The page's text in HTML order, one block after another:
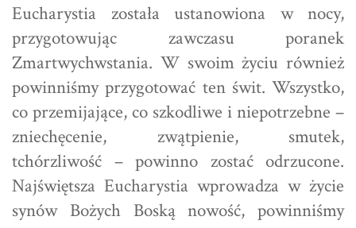
Eucharystia została ustanowiona w nocy,
przygotowując zawczasu poranek
Zmartwychwstania. W swoim życiu również
powinniśmy przygotować ten świt. Wszystko,
co przemijające, co szkodliwe i niepotrzebne –
zniechęcenie, zwątpienie, smutek,
tchórzliwość – powinno zostać odrzucone.
Najświętsza Eucharystia wprowadza w życie
synów Bożych Boską nowość, powinniśmy